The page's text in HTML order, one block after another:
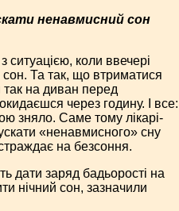
ненавмисний сон
ситуацією, коли ввечері
сон. Та так, що втриматися
на диван перед
через годину. І все:
зняло. Саме тому лікарі-
«ненавмисного» сну
на безсоння.
дати заряд бадьорості на
нічний сон, зазначили